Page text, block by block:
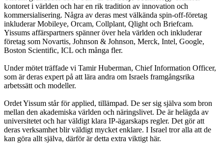
kontoret i världen och har en rik tradition av innovation och
kommersialisering. Några av deras mest välkända spin-off-företag
inkluderar Mobileye, Orcam, Collplant, Qlight och Briefcam.
Yissums affärspartners spänner över hela världen och inkluderar
företag som Novartis, Johnson & Johnson, Merck, Intel, Google,
Boston Scientific, ICL och många fler.
Under mötet träffade vi Tamir Huberman, Chief Information Officer,
som är deras expert på att lära andra om Israels framgångsrika
arbetssätt och modeller.
Ordet Yissum står för applied, tillämpad. De ser sig själva som bron
mellan den akademiska världen och näringslivet. De är helägda av
universitetet och har väldigt klara IP-ägarskaps regler. Det gör att
deras verksamhet blir väldigt mycket enklare. I Israel tror alla att de
kan göra allt själva, därför är detta extra viktigt här.